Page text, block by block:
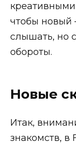
чтобы
слышать, но
обороты.
Новые
Итак,
знaкомств, в